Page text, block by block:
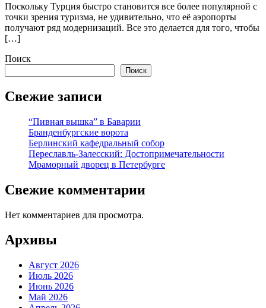
Поскольку Турция быстро становится все более популярной с
точки зрения туризма, не удивительно, что её аэропорты
получают ряд модернизаций. Все это делается для того, чтобы
[…]
Поиск
Поиск
Свежие записи
“Пивная вышка” в Баварии
Бранденбургские ворота
Берлинский кафедральный собор
Переславль-Залесский: Достопримечательности
Мраморный дворец в Петербурге
Свежие комментарии
Нет комментариев для просмотра.
Архивы
Август 2026
Июль 2026
Июнь 2026
Май 2026